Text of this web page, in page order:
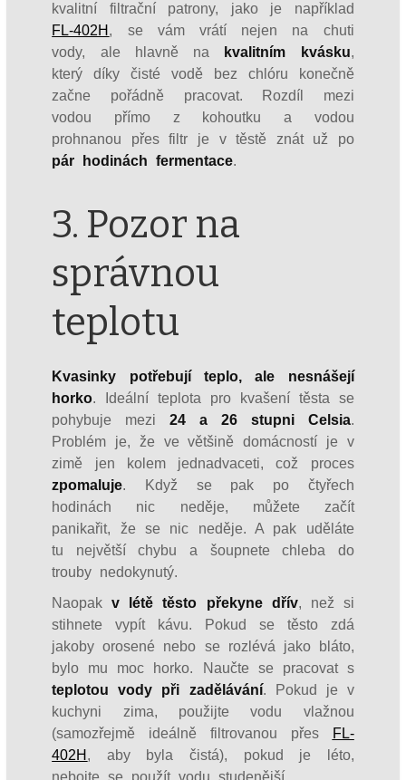
kvalitní filtrační patrony, jako je například
FL-402H , se vám vrátí nejen na chuti
vody, ale hlavně na kvalitním kvásku,
který díky čisté vodě bez chlóru konečně
začne pořádně pracovat. Rozdíl mezi
vodou přímo z kohoutku a vodou
prohnanou přes filtr je v těstě znát už po
pár hodinách fermentace.
3. Pozor na
správnou
teplotu
Kvasinky potřebují teplo, ale nesnášejí
horko. Ideální teplota pro kvašení těsta se
pohybuje mezi 24 a 26 stupni Celsia.
Problém je, že ve většině domácností je v
zimě jen kolem jednadvaceti, což proces
zpomaluje. Když se pak po čtyřech
hodinách nic neděje, můžete začít
panikařit, že se nic neděje. A pak uděláte
tu největší chybu a šoupnete chleba do
trouby nedokynutý.
Naopakv létě těsto překyne dřív, než si
stihnete vypít kávu. Pokud se těsto zdá
jakoby orosené nebo se rozlévá jako bláto,
bylo mu moc horko. Naučte se pracovat s
teplotou vody při zadělávání. Pokud je v
kuchyni zima, použijte vodu vlažnou
(samozřejmě ideálně filtrovanou přes
FL-
402H , aby byla čistá), pokud je léto,
nebojte se použít vodu studenější.